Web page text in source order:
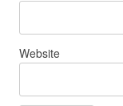
Website